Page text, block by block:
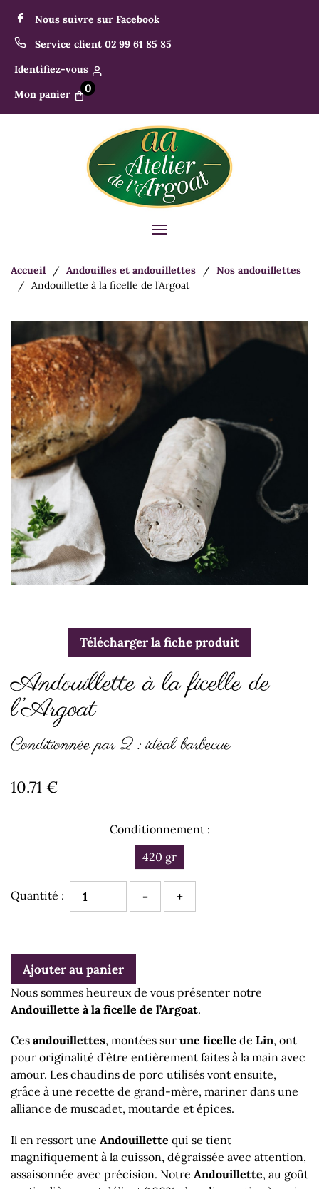
Nous suivre sur Facebook
Service client 02 99 61 85 85
Identifiez-vous
Mon panier
0
Toggle
Accueil Andouilles et andouillettes
Nos andouillettes
Andouillette à la ficelle de l’Argoat
Télécharger la fiche produit
Andouillette à la ficelle de
l’Argoat
Conditionnée par 2 : idéal barbecue
10.71 €
Conditionnement :
420 gr
Quantité : - +
Ajouter au panier
Nous sommes heureux de vous présenter notre
Andouillette à la ficelle de l’Argoat.
Ces andouillettes, montées sur une ficelle de Lin, ont
pour originalité d’être entièrement faites à la main avec
amour. Les chaudins de porc utilisés vont ensuite,
grâce à une recette de grand-mère, mariner dans une
alliance de muscadet, moutarde et épices.
Il en ressort une Andouillette qui se tient
magnifiquement à la cuisson, dégraissée avec attention,
assaisonnée avec précision. Notre Andouillette, au goût